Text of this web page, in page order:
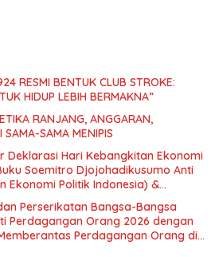
RESMI BENTUK CLUB STROKE:
HIDUP LEBIH BERMAKNA”
RANJANG, ANGGARAN,
SAMA-SAMA MENIPIS
Deklarasi Hari Kebangkitan Ekonomi
Soemitro Djojohadikusumo Anti
Ekonomi Politik Indonesia) &
Undang-Undang Perekonomian
Sosial dalam Menata Bangsa
2045”,
Perserikatan Bangsa-Bangsa
Perdagangan Orang 2026 dengan
Perdagangan Orang di